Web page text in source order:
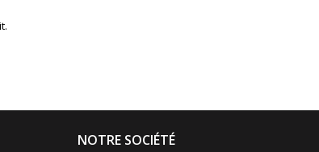
NOTRE SOCIÉTÉ